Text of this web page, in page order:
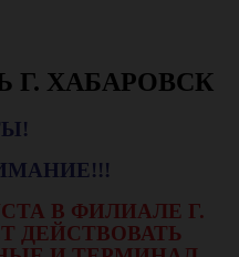
Г. ХАБАРОВСК
В ФИЛИАЛЕ Г.
ДЕЙСТВОВАТЬ